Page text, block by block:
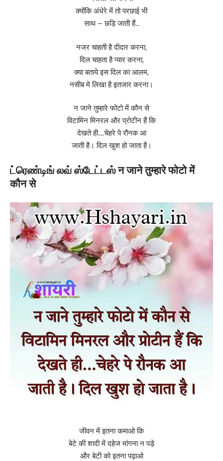
क्योंकि अंधेरे में तो परछाई भी
साथ – छड़ि जाती हैं..
नजर चाहती है दीदार करना,
दिल चाहता है प्यार करना,
क्या बताये इस दिल का आलम,
नसीब मे लिखा है इतजार करना।
न जाने तुम्हारे फोटो में कौन से
विटामिन मिनरल और प्रोटीन हैं कि
देखते ही…चेहरे पे रौनक आ
जाती है। दिल खुश हो जाता है।
ட்ரெண்டிங் லவ் ஸ்டேட்டஸ் न जाने तुम्हारे फोटो में
कौन से
जीवन में इतना कमाओ कि
बेटे की शादी में दहेज मांगना न पड़े
और बेटी को इतना पढ़ाओ